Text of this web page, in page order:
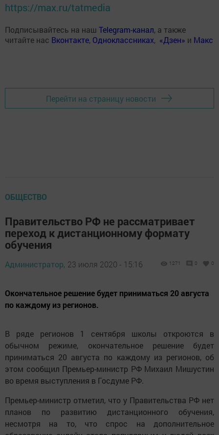
https://max.ru/tatmedia
Подписывайтесь на наш Telegram-канал, а также
читайте нас Вконтакте, Одноклассниках, «Дзен» и Макс
Перейти на страницу новости
ОБЩЕСТВО
Правительство РФ не рассматривает
переход к дистанционному формату
обучения
Администратор, 23 июля 2020 - 15:16 1271 0 0
Окончательное решение будет приниматься 20 августа
по каждому из регионов.
В ряде регионов 1 сентября школы откроются в
обычном режиме, окончательное решение будет
приниматься 20 августа по каждому из регионов, об
этом сообщил Премьер-министр РФ Михаил Мишустин
во время выступления в Госдуме РФ.
Премьер-министр отметил, что у Правительства РФ нет
планов по развитию дистанционного обучения,
несмотря на то, что спрос на дополнительное